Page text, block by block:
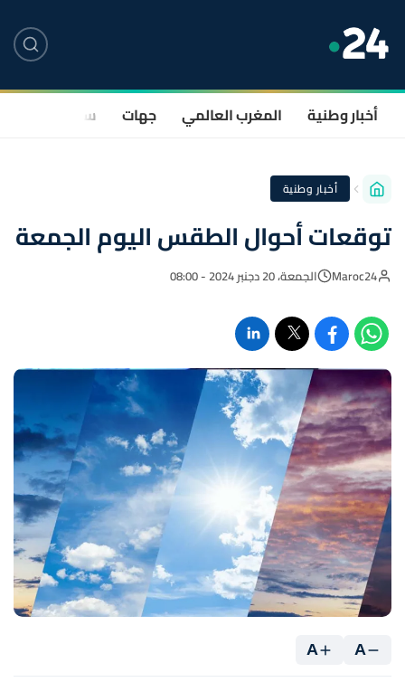
أخبار وطنية المغرب العالمي جهات سياسة
أخبار وطنية
توقعات أحوال الطقس اليوم الجمعة
Maroc24 الجمعة، 20 دجنبر 2024 - 08:00
A
A